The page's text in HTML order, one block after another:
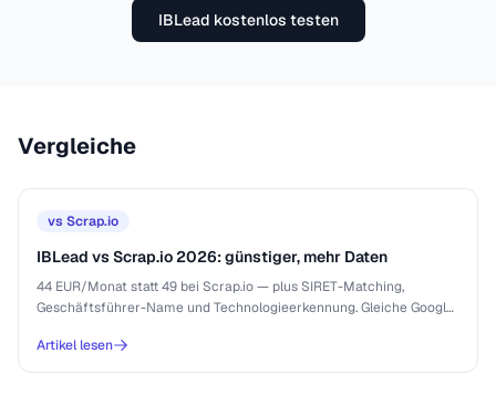
IBLead kostenlos testen
Vergleiche
vs Scrap.io
IBLead vs Scrap.io 2026: günstiger, mehr Daten
44 EUR/Monat statt 49 bei Scrap.io — plus SIRET-Matching,
Geschäftsführer-Name und Technologieerkennung. Gleiche Google-
Artikel lesen